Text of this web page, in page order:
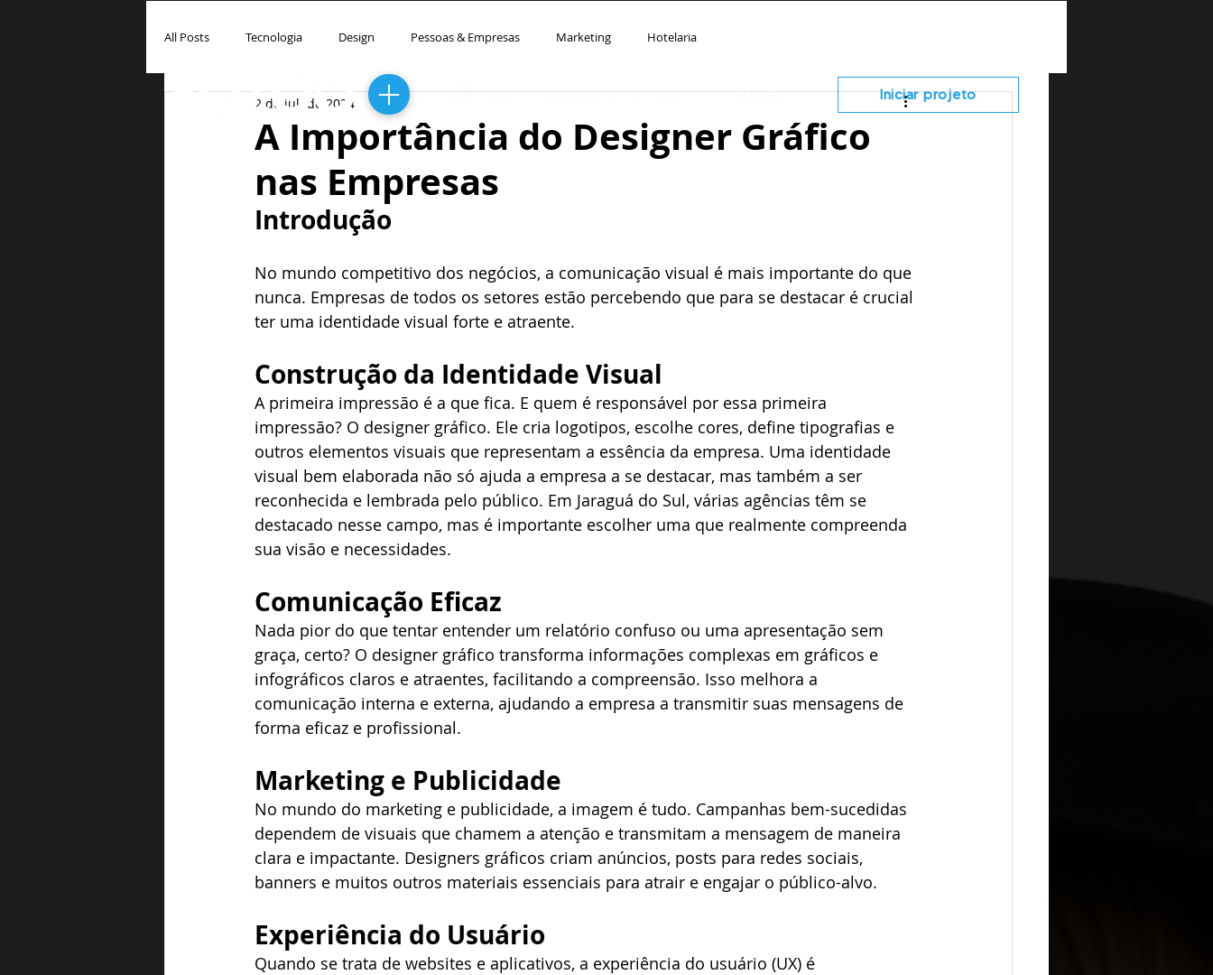
INÍCIO QUEM SOMOS SOLUÇÕES FOZOO HOTELARIA ECO
All Posts Tecnologia Design Pessoas & Empresas Marketing Hotelaria
A Importância do Designer Gráfico
nas Empresas
2 de jul. de 2024
Introdução
No mundo competitivo dos negócios, a comunicação visual é mais importante do que
nunca. Empresas de todos os setores estão percebendo que para se destacar é crucial
ter uma identidade visual forte e atraente.
Construção da Identidade Visual
A primeira impressão é a que fica. E quem é responsável por essa primeira
impressão? O designer gráfico. Ele cria logotipos, escolhe cores, define tipografias e
outros elementos visuais que representam a essência da empresa. Uma identidade
visual bem elaborada não só ajuda a empresa a se destacar, mas também a ser
reconhecida e lembrada pelo público. Em Jaraguá do Sul, várias agências têm se
destacado nesse campo, mas é importante escolher uma que realmente compreenda
sua visão e necessidades.
Comunicação Eficaz
Nada pior do que tentar entender um relatório confuso ou uma apresentação sem
graça, certo? O designer gráfico transforma informações complexas em gráficos e
infográficos claros e atraentes, facilitando a compreensão. Isso melhora a
comunicação interna e externa, ajudando a empresa a transmitir suas mensagens de
forma eficaz e profissional.
Marketing e Publicidade
No mundo do marketing e publicidade, a imagem é tudo. Campanhas bem-sucedidas
dependem de visuais que chamem a atenção e transmitam a mensagem de maneira
clara e impactante. Designers gráficos criam anúncios, posts para redes sociais,
banners e muitos outros materiais essenciais para atrair e engajar o público-alvo.
Experiência do Usuário
Quando se trata de websites e aplicativos, a experiência do usuário (UX) é
Vagas limitadas para novos projetos emAgosto Iniciar projeto